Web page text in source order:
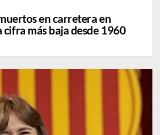
en carretera en
cifra más baja desde 1960